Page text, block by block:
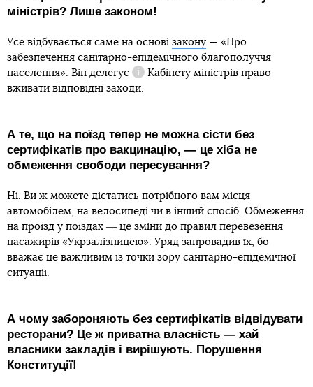
міністрів? Лише законом!
Усе відбувається саме на основі закону — «Про
забезпечення санітарно-епідемічного благополуччя
населення». Він делегує
Довідка
Кабінету міністрів право
вживати відповідні заходи.
А те, що на поїзд тепер не можна сісти без
сертифікатів про вакцинацію, ― це хіба не
обмеження свободи пересування?
Ні. Ви ж можете дістатись потрібного вам місця
автомобілем, на велосипеді чи в інший спосіб. Обмеження
на проїзд у поїздах ― це зміни до правил перевезення
пасажирів «Укрзалізницею». Уряд запровадив їх, бо
вважає це важливим із точки зору санітарно-епідемічної
ситуації.
А чому забороняють без сертифікатів відвідувати
ресторани? Це ж приватна власність ― хай
власники закладів і вирішують. Порушення
Конституції!